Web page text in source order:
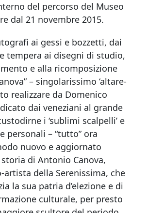
del percorso del Museo
dal 21 novembre 2015.
ai gessi e bozzetti, dai
tempera ai disegni di studio,
e alla ricomposizione
– singolarissimo ‘altare-
realizzare da Domenico
dai veneziani al grande
i ‘sublimi scalpelli’ e
personali – “tutto” ora
nuovo e aggiornato
storia di Antonio Canova,
artista della Serenissima, che
la sua patria d’elezione e di
culturale, per presto